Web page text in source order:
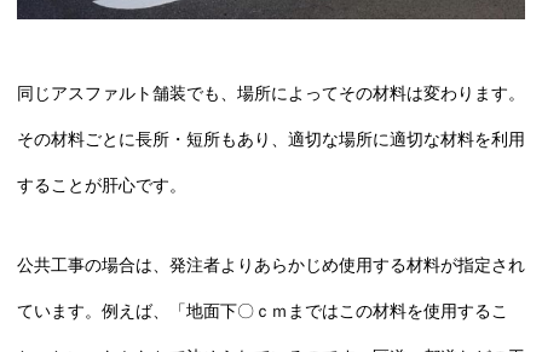
同じアスファルト舗装でも、場所によってその材料は変わります。
その材料ごとに長所・短所もあり、適切な場所に適切な材料を利用
することが肝心です。
公共工事の場合は、発注者よりあらかじめ使用する材料が指定され
ています。例えば、「地面下〇ｃｍまではこの材料を使用するこ